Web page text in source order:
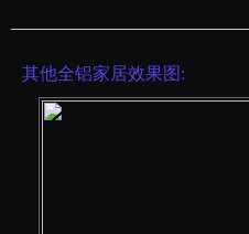
其他全铝家居效果图: